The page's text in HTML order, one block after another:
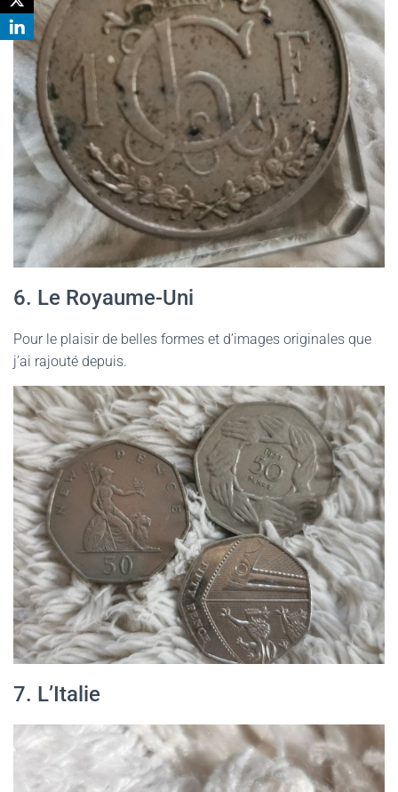
6. Le Royaume-Uni
Pour le plaisir de belles formes et d’images originales que
j’ai rajouté depuis.
7. L’Italie